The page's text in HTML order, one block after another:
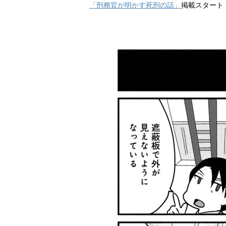
「刑務官が明かす死刑の話」 掲載スタート